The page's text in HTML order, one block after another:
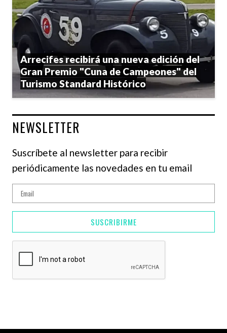
Arrecifes recibirá una nueva edición del
Gran Premio "Cuna de Campeones" del
Turismo Standard Histórico
NEWSLETTER
Suscríbete al newsletter para recibir
periódicamente las novedades en tu email
SUSCRIBIRME